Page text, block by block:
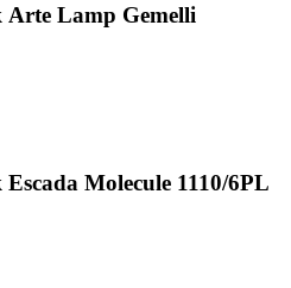
Arte Lamp Gemelli
Molecule 1110/6PL